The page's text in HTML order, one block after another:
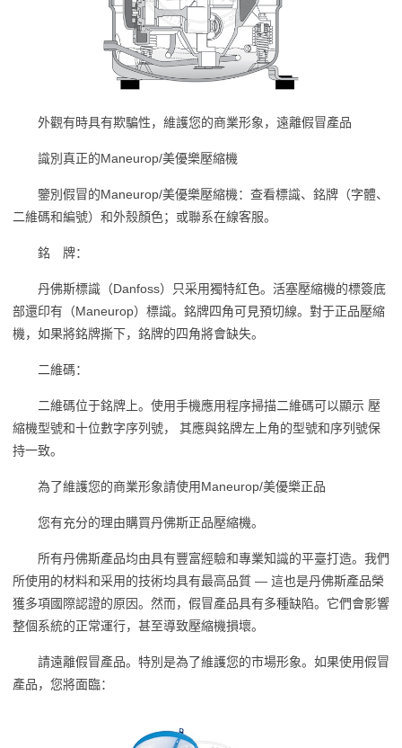
外觀有時具有欺騙性，維護您的商業形象，遠離假冒產品
識別真正的Maneurop/美優樂壓縮機
鑒別假冒的Maneurop/美優樂壓縮機：查看標識、銘牌（字體、
二維碼和編號）和外殼顏色；或聯系在線客服。
銘 牌：
丹佛斯標識（Danfoss）只采用獨特紅色。活塞壓縮機的標簽底
部還印有（Maneurop）標識。銘牌四角可見預切線。對于正品壓縮
機，如果將銘牌撕下，銘牌的四角將會缺失。
二維碼：
二維碼位于銘牌上。使用手機應用程序掃描二維碼可以顯示 壓
縮機型號和十位數字序列號， 其應與銘牌左上角的型號和序列號保
持一致。
為了維護您的商業形象請使用Maneurop/美優樂正品
您有充分的理由購買丹佛斯正品壓縮機。
所有丹佛斯產品均由具有豐富經驗和專業知識的平臺打造。我們
所使用的材料和采用的技術均具有最高品質 — 這也是丹佛斯產品榮
獲多項國際認證的原因。然而，假冒產品具有多種缺陷。它們會影響
整個系統的正常運行，甚至導致壓縮機損壞。
請遠離假冒產品。特別是為了維護您的市場形象。如果使用假冒
產品，您將面臨：